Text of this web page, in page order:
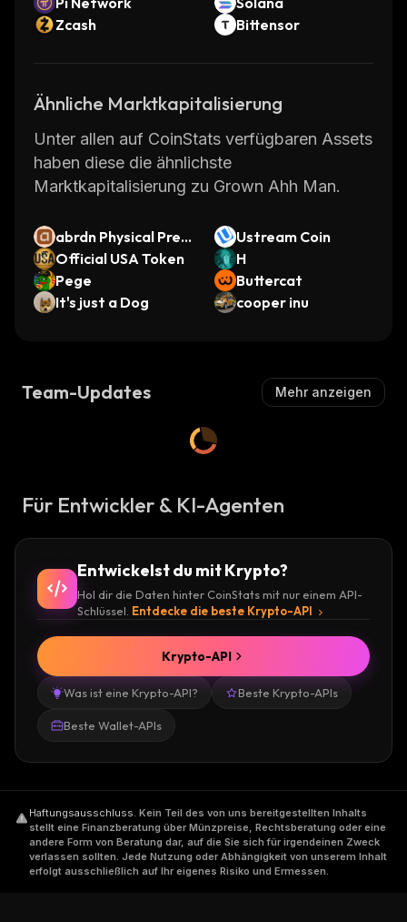
Zcash
Bittensor
Ähnliche Marktkapitalisierung
Unter allen auf CoinStats verfügbaren Assets
haben diese die ähnlichste
Marktkapitalisierung zu Grown Ahh Man.
abrdn Physical Preci
ous Metals Basket
Shares ETF (Ondo T
okenized)
Ustream Coin
Official USA Token
H
Pege
Buttercat
It's just a Dog
cooper inu
Team-Updates Mehr anzeigen
Für Entwickler & KI-Agenten
Entwickelst du mit Krypto?
Hol dir die Daten hinter CoinStats mit nur einem API-
Schlüssel. Entdecke die beste Krypto-API
Was ist eine Krypto-API? Beste Krypto-APIs
Beste Wallet-APIs
Krypto-API
Haftungsausschluss. Kein Teil des von uns bereitgestellten Inhalts
stellt eine Finanzberatung über Münzpreise, Rechtsberatung oder eine
andere Form von Beratung dar, auf die Sie sich für irgendeinen Zweck
verlassen sollten. Jede Nutzung oder Abhängigkeit von unserem Inhalt
erfolgt ausschließlich auf Ihr eigenes Risiko und Ermessen.